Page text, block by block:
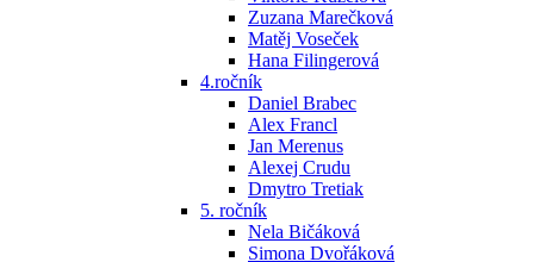
Zuzana Marečková
Matěj Voseček
Hana Filingerová
4.ročník
Daniel Brabec
Alex Francl
Jan Merenus
Alexej Crudu
Dmytro Tretiak
5. ročník
Nela Bičáková
Simona Dvořáková